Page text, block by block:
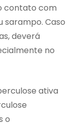
contato com
Caso
deverá
no
ativa
o